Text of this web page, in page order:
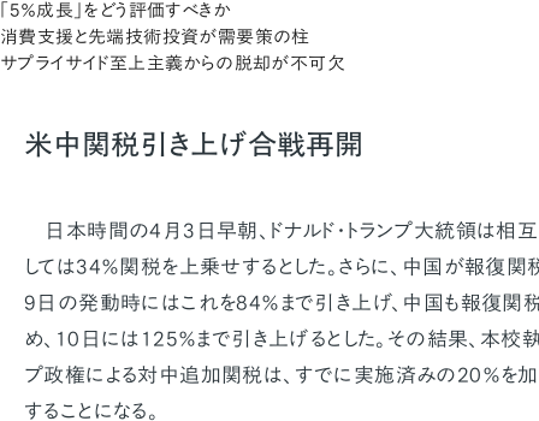
「5％成長」をどう評価すべきか
消費支援と先端技術投資が需要策の柱
サプライサイド至上主義からの脱却が不可欠
米中関税引き上げ合戦再開
日本時間の4月3日早朝、ドナルド・トランプ大統領は相
しては34％関税を上乗せするとした。さらに、中国が報復関
9日の発動時にはこれを84％まで引き上げ、中国も報復関
め、10日には125％まで引き上げるとした。その結果、本校
プ政権による対中追加関税は、すでに実施済みの20％を
することになる。